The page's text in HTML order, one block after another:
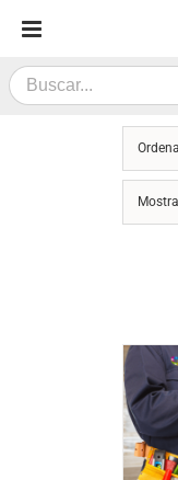
contenido
Search
for: